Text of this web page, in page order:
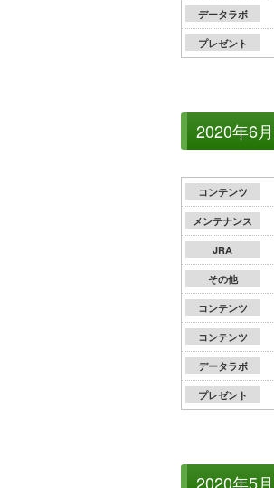
データラボ
プレゼント
2020年6月
コンテンツ
メンテナンス
JRA
その他
コンテンツ
コンテンツ
データラボ
プレゼント
2020年5月